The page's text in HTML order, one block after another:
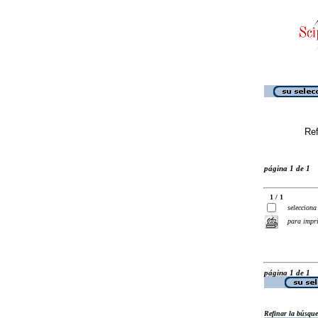
página 1 de 1
1 / 1
selecciona
para
página 1 de 1
Refinar la